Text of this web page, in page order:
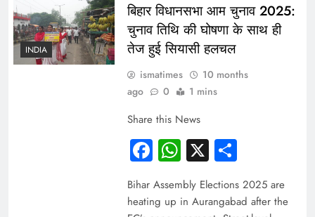
INDIA
बिहार विधानसभा आम चुनाव 2025:
चुनाव तिथि की घोषणा के साथ ही
तेज हुई सियासी हलचल
ismatimes
10 months
ago
0 1 mins
Share this News
Facebook
WhatsApp
X Share
Bihar Assembly Elections 2025 are
heating up in Aurangabad after the